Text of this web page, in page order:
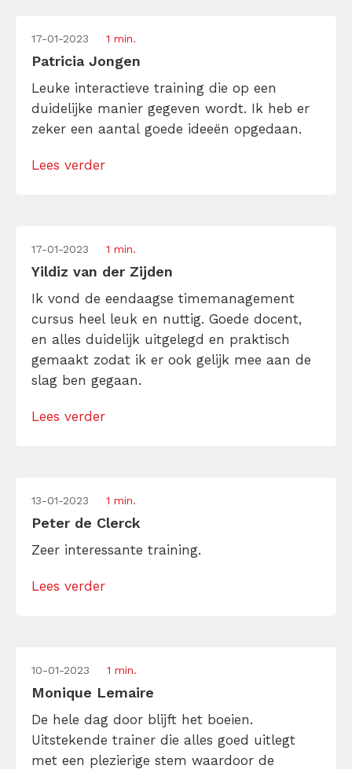
17-01-2023 1 min.
Patricia Jongen
Leuke interactieve training die op een
duidelijke manier gegeven wordt. Ik heb er
zeker een aantal goede ideeën opgedaan.
Lees verder
17-01-2023 1 min.
Yildiz van der Zijden
Ik vond de eendaagse timemanagement
cursus heel leuk en nuttig. Goede docent,
en alles duidelijk uitgelegd en praktisch
gemaakt zodat ik er ook gelijk mee aan de
slag ben gegaan.
Lees verder
13-01-2023 1 min.
Peter de Clerck
Zeer interessante training.
Lees verder
10-01-2023 1 min.
Monique Lemaire
De hele dag door blijft het boeien.
Uitstekende trainer die alles goed uitlegt
met een plezierige stem waardoor de